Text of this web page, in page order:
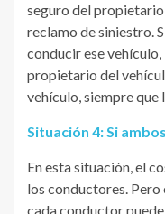
seguro del
reclamo de siniestro.
conducir ese
propietario del
vehículo, siempre que
Situación 4: Si
En esta situación, el
los conductores.
cada conductor